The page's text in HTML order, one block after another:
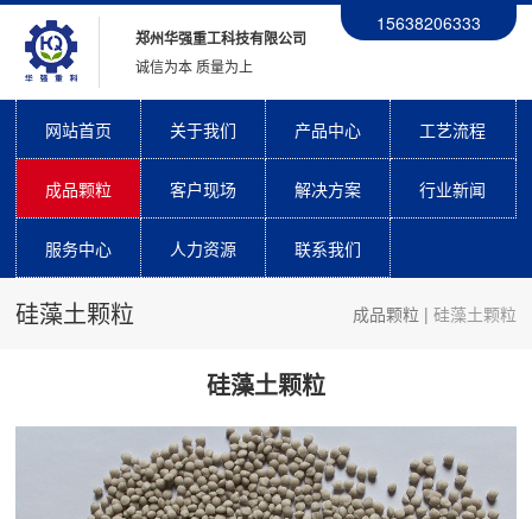
15638206333
郑州华强重工科技有限公司
诚信为本 质量为上
网站首页 关于我们 产品中心 工艺流程
成品颗粒 客户现场 解决方案 行业新闻
服务中心 人力资源 联系我们
硅藻土颗粒 成品颗粒 | 硅藻土颗粒
硅藻土颗粒